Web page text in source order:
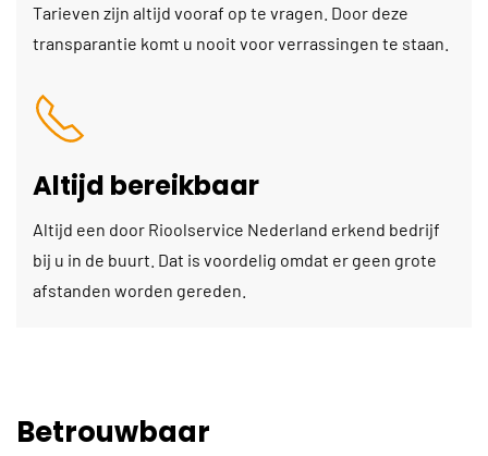
Tarieven zijn altijd vooraf op te vragen. Door deze
transparantie komt u nooit voor verrassingen te staan.
Altijd bereikbaar
Altijd een door Rioolservice Nederland erkend bedrijf
bij u in de buurt. Dat is voordelig omdat er geen grote
afstanden worden gereden.
Betrouwbaar